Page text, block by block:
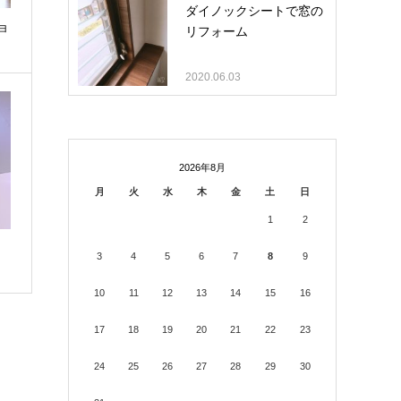
ダイノックシートで窓の
リフォーム
2020.06.03
2026年8月
月 火 水 木 金 土 日
1 2
3 4 5 6 7 8 9
10 11 12 13 14 15 16
17 18 19 20 21 22 23
24 25 26 27 28 29 30